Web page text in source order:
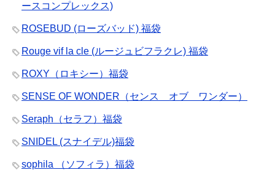
ースコンプレックス)
ROSEBUD (ローズバッド) 福袋
Rouge vif la cle (ルージュビフラクレ) 福袋
ROXY（ロキシー）福袋
SENSE OF WONDER（センス オブ ワンダー）
Seraph（セラフ）福袋
SNIDEL (スナイデル)福袋
sophila （ソフィラ）福袋